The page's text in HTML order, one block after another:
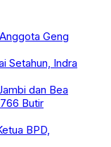
Geng
Setahun, Indra
dan Bea
Butir
BPD,